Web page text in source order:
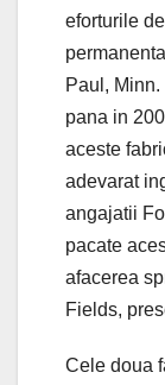
eforturile
Paul,
pana in
aceste
adevarat
angajatii
pacate
afacerea
Fields,
Cele doua